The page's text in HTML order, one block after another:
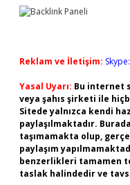
Reklam ve İletişim:
Yasal Uyarı: Bu internet
veya şahıs şirketi ile
Sitede yalnızca kendi
paylaşılmaktadır.
taşımamakta olup,
paylaşım
benzerlikleri tamamen
taslak halindedir ve